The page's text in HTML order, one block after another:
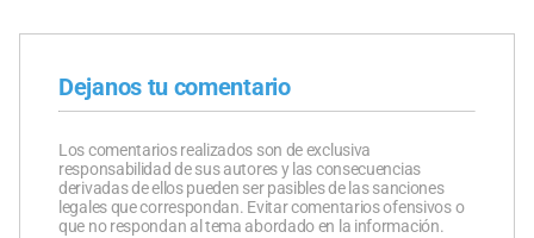
Dejanos tu comentario
Los comentarios realizados son de exclusiva
responsabilidad de sus autores y las consecuencias
derivadas de ellos pueden ser pasibles de las sanciones
legales que correspondan. Evitar comentarios ofensivos o
que no respondan al tema abordado en la información.